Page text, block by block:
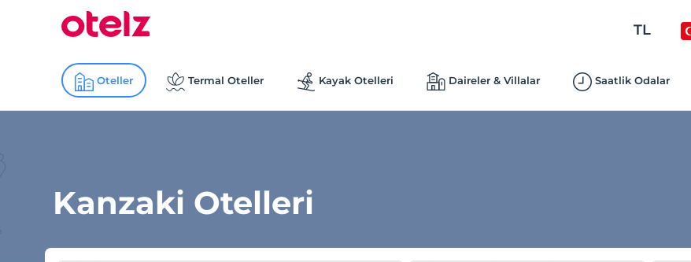
TL
Oteller Termal Oteller Kayak Otelleri Daireler & Villalar Saatlik Odalar
Kanzaki Otelleri